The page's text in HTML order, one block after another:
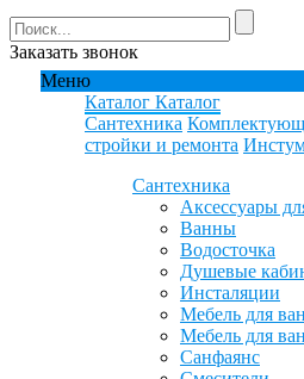
Заказать звонок
Меню
Каталог Каталог
Сантехника
стройки и ремонта
Сантехника
Аксессуары
Ванны
Водосточка
Душевые
Инсталяции
Мебель для
Мебель для
Санфаянс